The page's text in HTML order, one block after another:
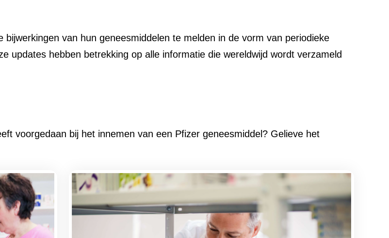
van hun geneesmiddelen te melden in de vorm van periodieke
updates hebben betrekking op alle informatie die wereldwijd wordt verzameld
voorgedaan bij het innemen van een Pfizer geneesmiddel? Gelieve het